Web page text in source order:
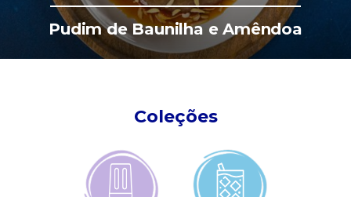
Pudim de Baunilha e Amêndoa
Coleções